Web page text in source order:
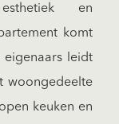
en
komt
leidt
woongedeelte
keuken en